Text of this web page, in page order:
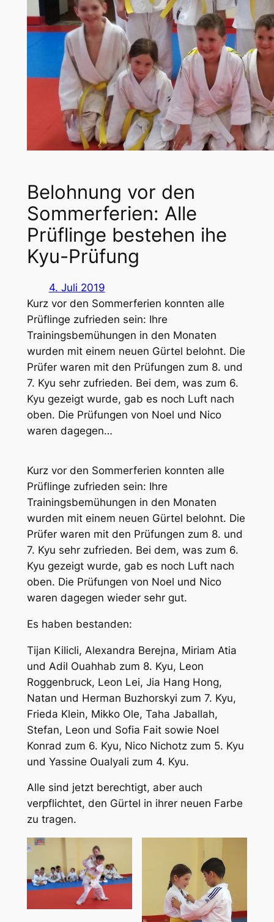
Belohnung vor den
Sommerferien: Alle
Prüflinge bestehen ihe
Kyu-Prüfung
4. Juli 2019
Kurz vor den Sommerferien konnten alle
Prüflinge zufrieden sein: Ihre
Trainingsbemühungen in den Monaten
wurden mit einem neuen Gürtel belohnt. Die
Prüfer waren mit den Prüfungen zum 8. und
7. Kyu sehr zufrieden. Bei dem, was zum 6.
Kyu gezeigt wurde, gab es noch Luft nach
oben. Die Prüfungen von Noel und Nico
waren dagegen…
Kurz vor den Sommerferien konnten alle
Prüflinge zufrieden sein: Ihre
Trainingsbemühungen in den Monaten
wurden mit einem neuen Gürtel belohnt. Die
Prüfer waren mit den Prüfungen zum 8. und
7. Kyu sehr zufrieden. Bei dem, was zum 6.
Kyu gezeigt wurde, gab es noch Luft nach
oben. Die Prüfungen von Noel und Nico
waren dagegen wieder sehr gut.
Es haben bestanden:
Tijan Kilicli, Alexandra Berejna, Miriam Atia
und Adil Ouahhab zum 8. Kyu, Leon
Roggenbruck, Leon Lei, Jia Hang Hong,
Natan und Herman Buzhorskyi zum 7. Kyu,
Frieda Klein, Mikko Ole, Taha Jaballah,
Stefan, Leon und Sofia Fait sowie Noel
Konrad zum 6. Kyu, Nico Nichotz zum 5. Kyu
und Yassine Oualyali zum 4. Kyu.
Alle sind jetzt berechtigt, aber auch
verpflichtet, den Gürtel in ihrer neuen Farbe
zu tragen.